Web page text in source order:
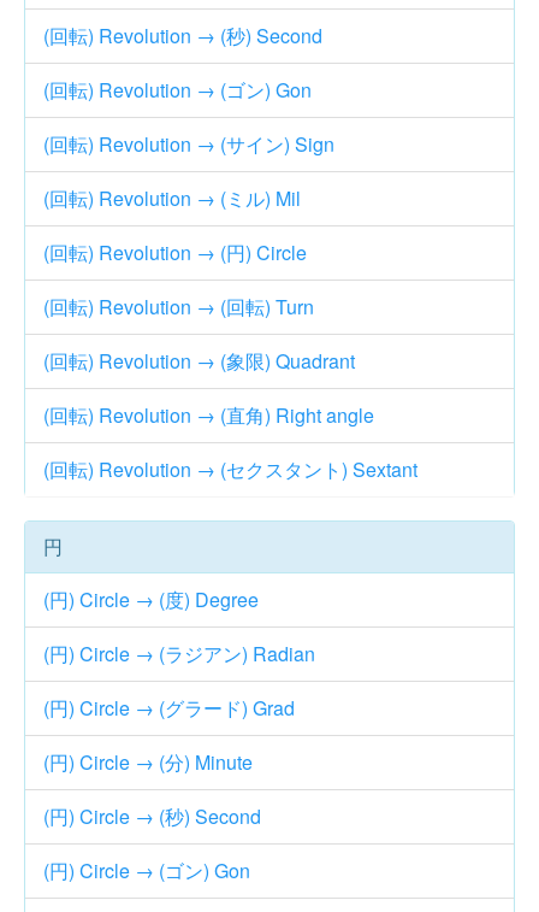
(回転) Revolution → (秒) Second
(回転) Revolution → (ゴン) Gon
(回転) Revolution → (サイン) Sign
(回転) Revolution → (ミル) Mil
(回転) Revolution → (円) Circle
(回転) Revolution → (回転) Turn
(回転) Revolution → (象限) Quadrant
(回転) Revolution → (直角) Right angle
(回転) Revolution → (セクスタント) Sextant
円
(円) Circle → (度) Degree
(円) Circle → (ラジアン) Radian
(円) Circle → (グラード) Grad
(円) Circle → (分) Minute
(円) Circle → (秒) Second
(円) Circle → (ゴン) Gon